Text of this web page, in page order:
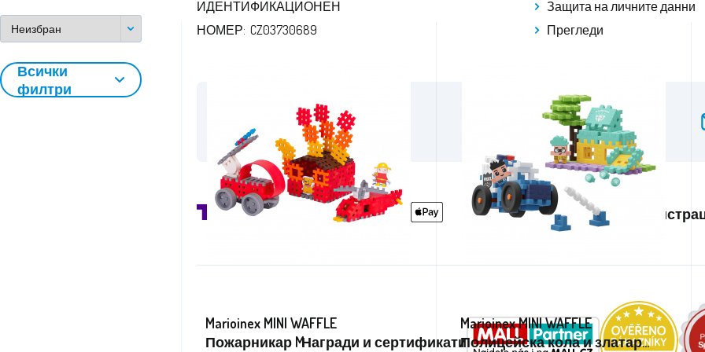
Всички
филтри
Marioinex MINI WAFFLE
Пожарникар M
Marioinex MINI WAFFLE
Полицейска кола и златар
ИДЕНТИФИКАЦИОНЕН
НОМЕР: CZ03730689
Защита на личните данни
Прегледи
/aga24.bgвъв Facebook /aga24czв Instagram
Награди и сертификати